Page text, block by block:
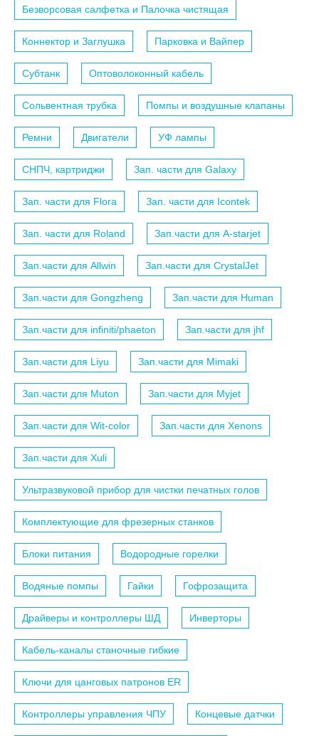
Безворсовая салфетка и Палочка чистящая
Коннектор и Заглушка Парковка и Вайпер
Субтанк Оптоволоконный кабель
Сольвентная трубка Помпы и воздушные клапаны
Ремни Двигатели УФ лампы
СНПЧ, картриджи Зап. части для Galaxy
Зап. части для Flora Зап. части для Icontek
Зап. части для Roland Зап.части для A-starjet
Зап.части для Allwin Зап.части для CrystalJet
Зап.части для Gongzheng Зап.части для Human
Зап.части для infiniti/phaeton Зап.части для jhf
Зап.части для Liyu Зап.части для Mimaki
Зап.части для Muton Зап.части для Myjet
Зап.части для Wit-color Зап.части для Xenons
Зап.части для Xuli
Ультразвуковой прибор для чистки печатных голов
Комплектующие для фрезерных станков
Блоки питания Водородные горелки
Водяные помпы Гайки Гофрозащита
Драйверы и контроллеры ШД Инверторы
Кабель-каналы станочные гибкие
Ключи для цанговых патронов ER
Контроллеры управления ЧПУ Концевые датчки